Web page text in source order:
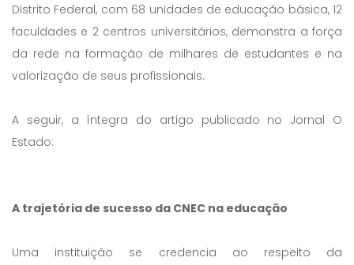
Distrito Federal, com 68 unidades de educação básica, 12
faculdades e 2 centros universitários, demonstra a força
da rede na formação de milhares de estudantes e na
valorização de seus profissionais.
A seguir, a íntegra do artigo publicado no Jornal O
Estado:
A trajetória de sucesso da CNEC na educação
Uma instituição se credencia ao respeito da